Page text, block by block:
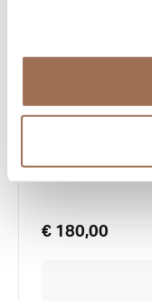
Anne Et
€ 180,00